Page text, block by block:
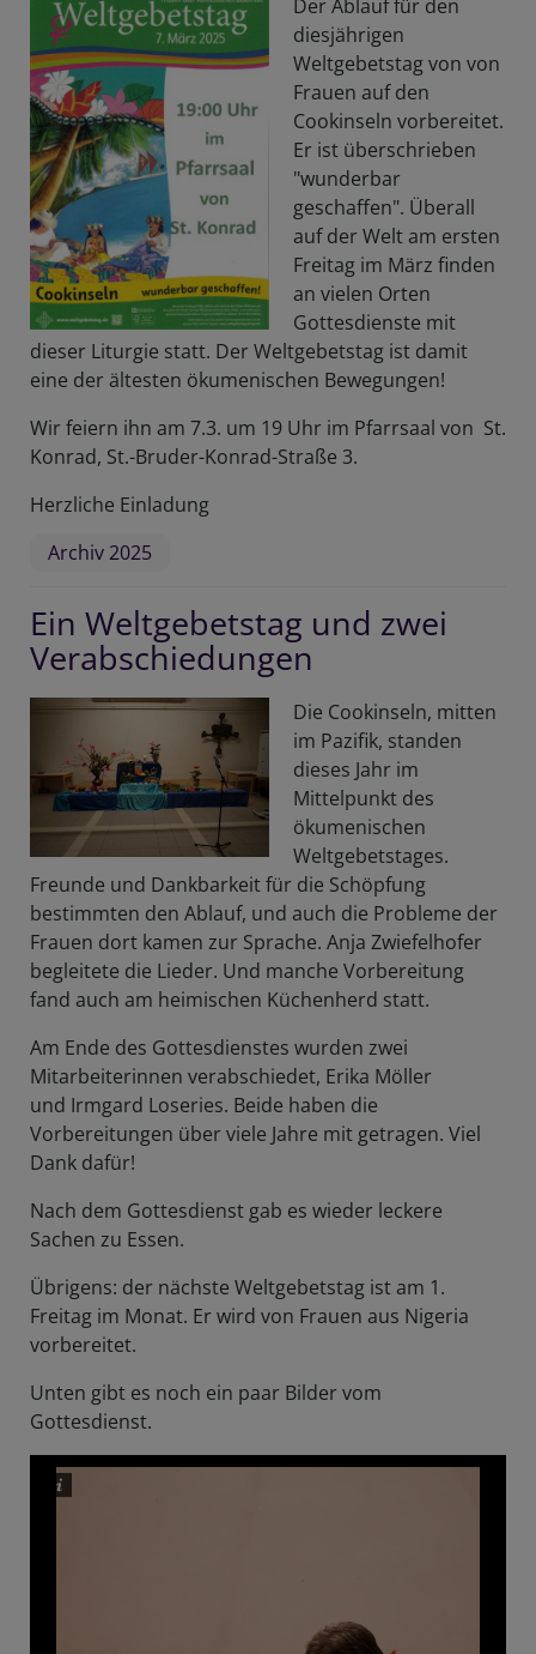
Der Ablauf für den
diesjährigen
Weltgebetstag von von
Frauen auf den
Cookinseln vorbereitet.
Er ist überschrieben
"wunderbar
geschaffen". Überall
auf der Welt am ersten
Freitag im März finden
an vielen Orten
Gottesdienste mit
dieser Liturgie statt. Der Weltgebetstag ist damit
eine der ältesten ökumenischen Bewegungen!
Wir feiern ihn am 7.3. um 19 Uhr im Pfarrsaal von St.
Konrad, St.-Bruder-Konrad-Straße 3.
Herzliche Einladung
Archiv 2025
Ein Weltgebetstag und zwei
Verabschiedungen
Die Cookinseln, mitten
im Pazifik, standen
dieses Jahr im
Mittelpunkt des
ökumenischen
Weltgebetstages.
Freunde und Dankbarkeit für die Schöpfung
bestimmten den Ablauf, und auch die Probleme der
Frauen dort kamen zur Sprache. Anja Zwiefelhofer
begleitete die Lieder. Und manche Vorbereitung
fand auch am heimischen Küchenherd statt.
Am Ende des Gottesdienstes wurden zwei
Mitarbeiterinnen verabschiedet, Erika Möller
und Irmgard Loseries. Beide haben die
Vorbereitungen über viele Jahre mit getragen. Viel
Dank dafür!
Nach dem Gottesdienst gab es wieder leckere
Sachen zu Essen.
Übrigens: der nächste Weltgebetstag ist am 1.
Freitag im Monat. Er wird von Frauen aus Nigeria
vorbereitet.
Unten gibt es noch ein paar Bilder vom
Gottesdienst.